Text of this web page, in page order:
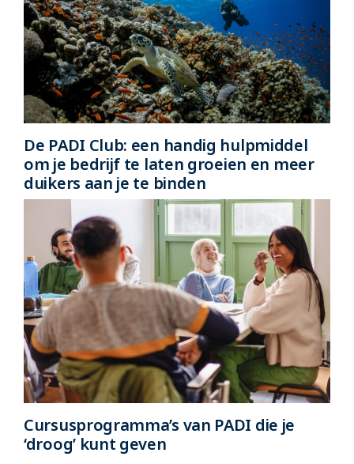
De PADI Club: een handig hulpmiddel
om je bedrijf te laten groeien en meer
duikers aan je te binden
Cursusprogramma’s van PADI die je
‘droog’ kunt geven